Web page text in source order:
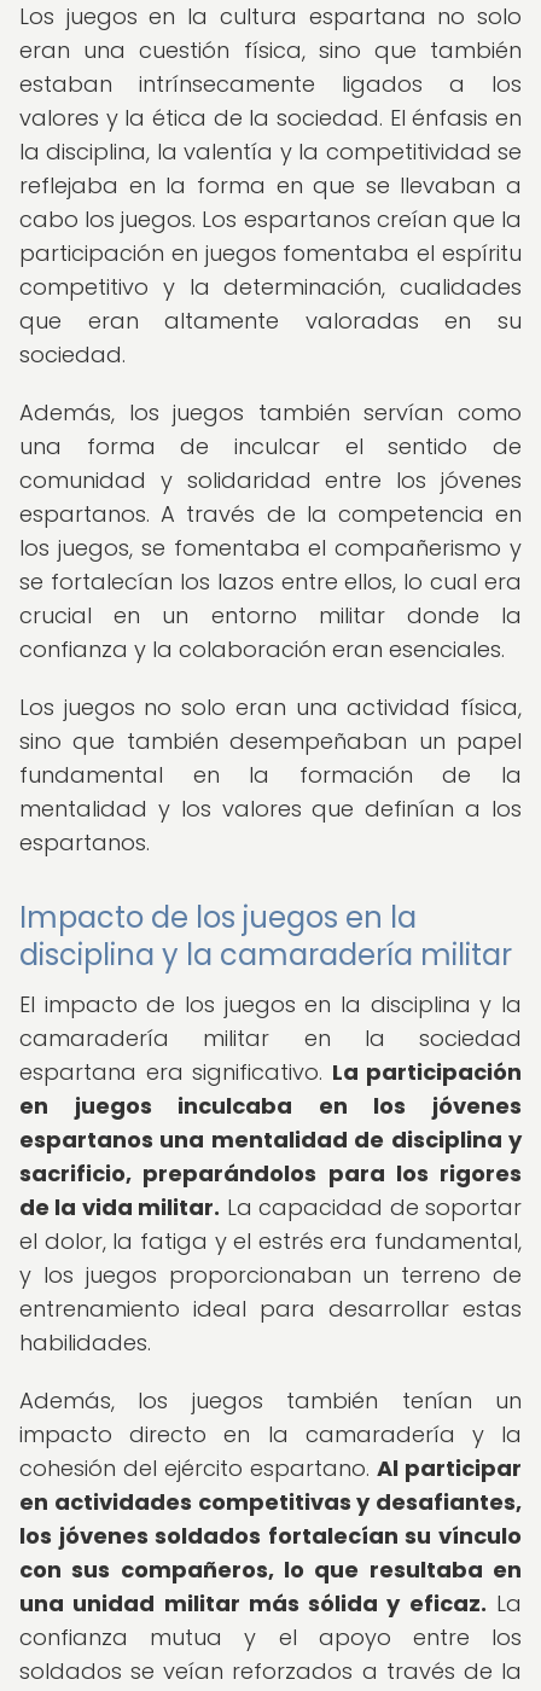
Los juegos en la cultura espartana no solo
eran una cuestión física, sino que también
estaban intrínsecamente ligados a los
valores y la ética de la sociedad. El énfasis en
la disciplina, la valentía y la competitividad se
reflejaba en la forma en que se llevaban a
cabo los juegos. Los espartanos creían que la
participación en juegos fomentaba el espíritu
competitivo y la determinación, cualidades
que eran altamente valoradas en su
sociedad.
Además, los juegos también servían como
una forma de inculcar el sentido de
comunidad y solidaridad entre los jóvenes
espartanos. A través de la competencia en
los juegos, se fomentaba el compañerismo y
se fortalecían los lazos entre ellos, lo cual era
crucial en un entorno militar donde la
confianza y la colaboración eran esenciales.
Los juegos no solo eran una actividad física,
sino que también desempeñaban un papel
fundamental en la formación de la
mentalidad y los valores que definían a los
espartanos.
Impacto de los juegos en la
disciplina y la camaradería militar
El impacto de los juegos en la disciplina y la
camaradería militar en la sociedad
espartana era significativo. La participación
en juegos inculcaba en los jóvenes
espartanos una mentalidad de disciplina y
sacrificio, preparándolos para los rigores
de la vida militar. La capacidad de soportar
el dolor, la fatiga y el estrés era fundamental,
y los juegos proporcionaban un terreno de
entrenamiento ideal para desarrollar estas
habilidades.
Además, los juegos también tenían un
impacto directo en la camaradería y la
cohesión del ejército espartano. Al participar
en actividades competitivas y desafiantes,
los jóvenes soldados fortalecían su vínculo
con sus compañeros, lo que resultaba en
una unidad militar más sólida y eficaz. La
confianza mutua y el apoyo entre los
soldados se veían reforzados a través de la